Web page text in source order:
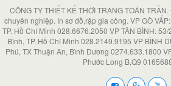
CÔNG TY THIẾT KẾ THỜI TRANG TOÁN
chuyên nghiệp. In sơ đồ,rập gia công. VP GÒ
TP. Hồ Chí Minh 028.6676.2050 VP TÂN BÌNH:
Bình, TP. Hồ Chí Minh 028.2149.9195 VP BÌNH
Phú, TX Thuận An, Bình Dương 0274.633.1800
Phước Long B,Q9